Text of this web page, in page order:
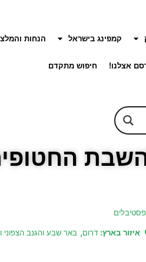
קמפינג בישראל הנחות
אצלנו! חיפוש מתקדם
איזור בארץ: דרום, באר שבע והגנב הצפוני